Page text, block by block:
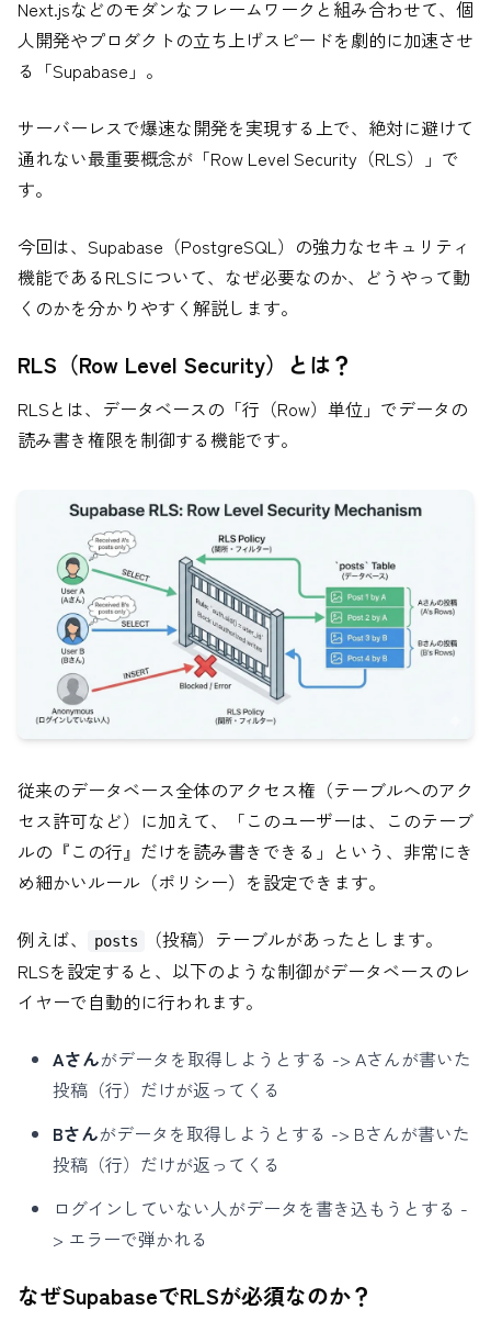
Next.jsなどのモダンなフレームワークと組み合わせて、個
人開発やプロダクトの立ち上げスピードを劇的に加速させ
る「Supabase」。
サーバーレスで爆速な開発を実現する上で、絶対に避けて
通れない最重要概念が「Row Level Security（RLS）」で
す。
今回は、Supabase（PostgreSQL）の強力なセキュリティ
機能であるRLSについて、なぜ必要なのか、どうやって動
くのかを分かりやすく解説します。
RLS（Row Level Security）とは？
RLSとは、データベースの「行（Row）単位」でデータの
読み書き権限を制御する機能です。
従来のデータベース全体のアクセス権（テーブルへのアク
セス許可など）に加えて、「このユーザーは、このテーブ
ルの『この行』だけを読み書きできる」という、非常にき
め細かいルール（ポリシー）を設定できます。
例えば、 posts
（投稿）テーブルがあったとします。
RLSを設定すると、以下のような制御がデータベースのレ
イヤーで自動的に行われます。
Aさんがデータを取得しようとする -> Aさんが書いた
投稿（行）だけが返ってくる
Bさんがデータを取得しようとする -> Bさんが書いた
投稿（行）だけが返ってくる
ログインしていない人がデータを書き込もうとする -
> エラーで弾かれる
なぜSupabaseでRLSが必須なのか？